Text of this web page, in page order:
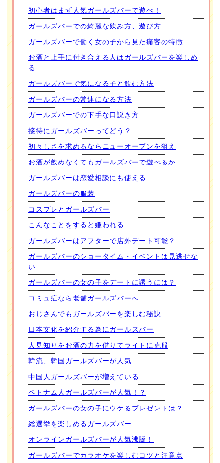
初心者はまず人気ガールズバーで遊べ！
ガールズバーでの綺麗な飲み方、遊び方
ガールズバーで働く女の子から見た痛客の特徴
お酒と上手に付き合える人はガールズバーを楽しめ
る
ガールズバーで気になる子と飲む方法
ガールズバーの常連になる方法
ガールズバーでの下手な口説き方
接待にガールズバーってどう？
初々しさを求めるならニューオープンを狙え
お酒が飲めなくてもガールズバーで遊べるか
ガールズバーは恋愛相談にも使える
ガールズバーの服装
コスプレとガールズバー
こんなことをすると嫌われる
ガールズバーはアフターで店外デート可能？
ガールズバーのショータイム・イベントは見逃せな
い
ガールズバーの女の子をデートに誘うには？
コミュ症なら老舗ガールズバーへ
おじさんでもガールズバーを楽しむ秘訣
日本文化を紹介する為にガールズバー
人見知りをお酒の力を借りてライトに克服
韓流、韓国ガールズバーが人気
中国人ガールズバーが増えている
ベトナム人ガールズバーが人気！？
ガールズバーの女の子にウケるプレゼントは？
総選挙を楽しめるガールズバー
オンラインガールズバーが人気沸騰！
ガールズバーでカラオケを楽しむコツと注意点